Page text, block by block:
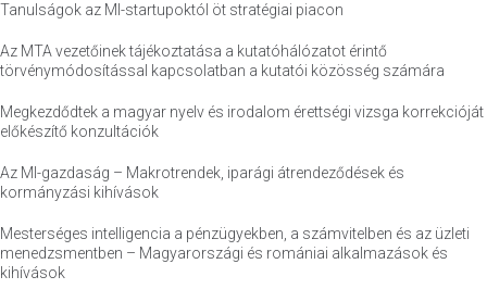
Tanulságok az MI-startupoktól öt stratégiai piacon
Az MTA vezetőinek tájékoztatása a kutatóhálózatot érintő
törvénymódosítással kapcsolatban a kutatói közösség számára
Megkezdődtek a magyar nyelv és irodalom érettségi vizsga korrekcióját
előkészítő konzultációk
Az MI-gazdaság – Makrotrendek, iparági átrendeződések és
kormányzási kihívások
Mesterséges intelligencia a pénzügyekben, a számvitelben és az üzleti
menedzsmentben – Magyarországi és romániai alkalmazások és
kihívások